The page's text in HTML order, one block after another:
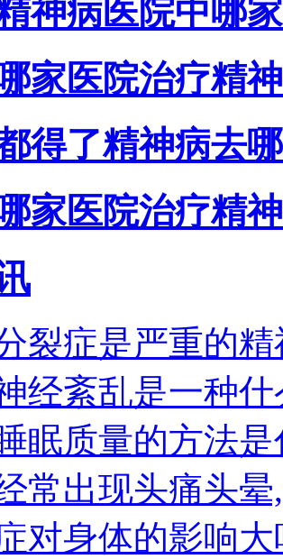
神病医院中哪
家医院治疗精
得了精神病去
家医院治疗精
裂症是严重的
经紊乱是一种
眠质量的方法
常出现头痛头
对身体的影响